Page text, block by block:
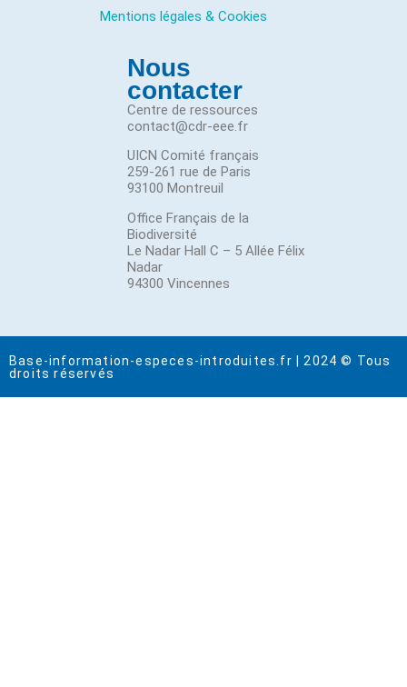
Mentions légales & Cookies
Nous
contacter
Centre de ressources
contact@cdr-eee.fr
UICN Comité français
259-261 rue de Paris
93100 Montreuil
Office Français de la
Biodiversité
Le Nadar Hall C – 5 Allée Félix
Nadar
94300 Vincennes
Base-information-especes-introduites.fr | 2024 © Tous
droits réservés